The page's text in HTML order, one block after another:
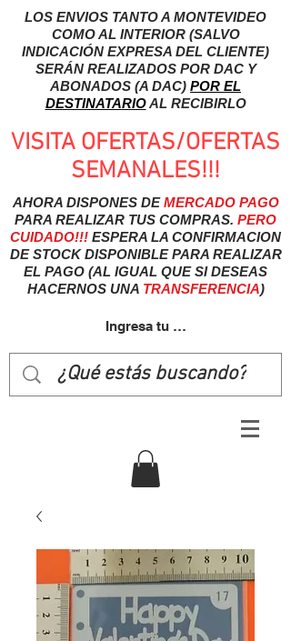
LOS ENVIOS TANTO A MONTEVIDEO
COMO AL INTERIOR (SALVO
INDICACIÓN EXPRESA DEL CLIENTE)
SERÁN REALIZADOS POR DAC Y
ABONADOS (A DAC) POR EL
DESTINATARIOAL RECIBIRLO
VISITA OFERTAS/OFERTAS
SEMANALES!!!
AHORA DISPONES DEMERCADO PAGO
PARA REALIZAR TUS COMPRAS. PERO
CUIDADO!!! ESPERA LA CONFIRMACION
DE STOCK DISPONIBLE PARA REALIZAR
EL PAGO (AL IGUAL QUE SI DESEAS
HACERNOS UNA TRANSFERENCIA)
Ingresa tu usuairo